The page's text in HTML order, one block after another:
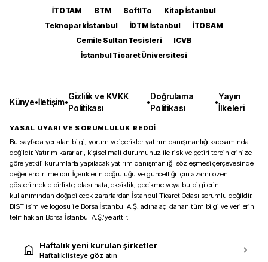
İTOTAM BTM SoftITo
Kitap İstanbul
Teknopark İstanbul
İDTM İstanbul
İTOSAM
Cemile Sultan Tesisleri
ICVB
İstanbul Ticaret Üniversitesi
Künye•İletişim•
Gizlilik ve KVKK
Politikası
•
Doğrulama
Politikası
•
Yayın
İlkeleri
YASAL UYARI VE SORUMLULUK REDDİ
Bu sayfada yer alan bilgi, yorum ve içerikler yatırım danışmanlığı kapsamında
değildir. Yatırım kararları, kişisel mali durumunuz ile risk ve getiri tercihlerinize
göre yetkili kurumlarla yapılacak yatırım danışmanlığı sözleşmesi çerçevesinde
değerlendirilmelidir. İçeriklerin doğruluğu ve güncelliği için azami özen
gösterilmekle birlikte, olası hata, eksiklik, gecikme veya bu bilgilerin
kullanımından doğabilecek zararlardan İstanbul Ticaret Odası sorumlu değildir.
BIST isim ve logosu ile Borsa İstanbul A.Ş. adına açıklanan tüm bilgi ve verilerin
telif hakları Borsa İstanbul A.Ş.’ye aittir.
Haftalık yeni kurulan şirketler
Haftalık listeye göz atın